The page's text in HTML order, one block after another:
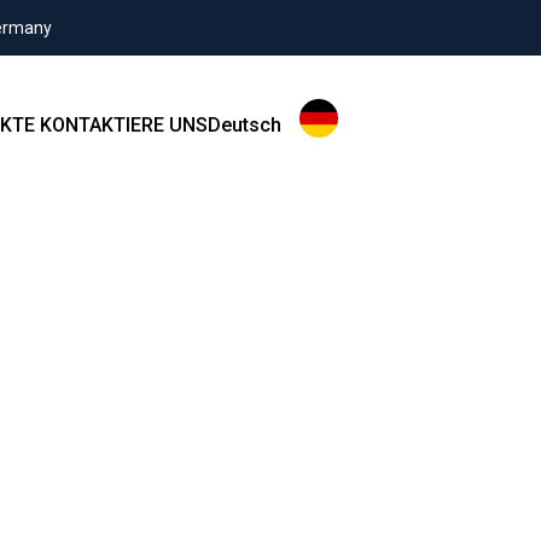
KONTAKTIERE UNSDeutsch